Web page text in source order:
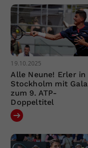
19.10.2025
Alle Neune! Erler in
Stockholm mit Gala
zum 9. ATP-
Doppeltitel